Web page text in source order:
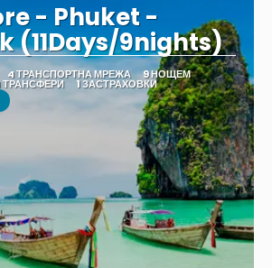
- Phuket -
(11Days/9nights)
4 ТРАНСПОРТНА МРЕЖА 9 НОЩЕМ
ТРАНСФЕРИ 1 ЗАСТРАХОВКИ